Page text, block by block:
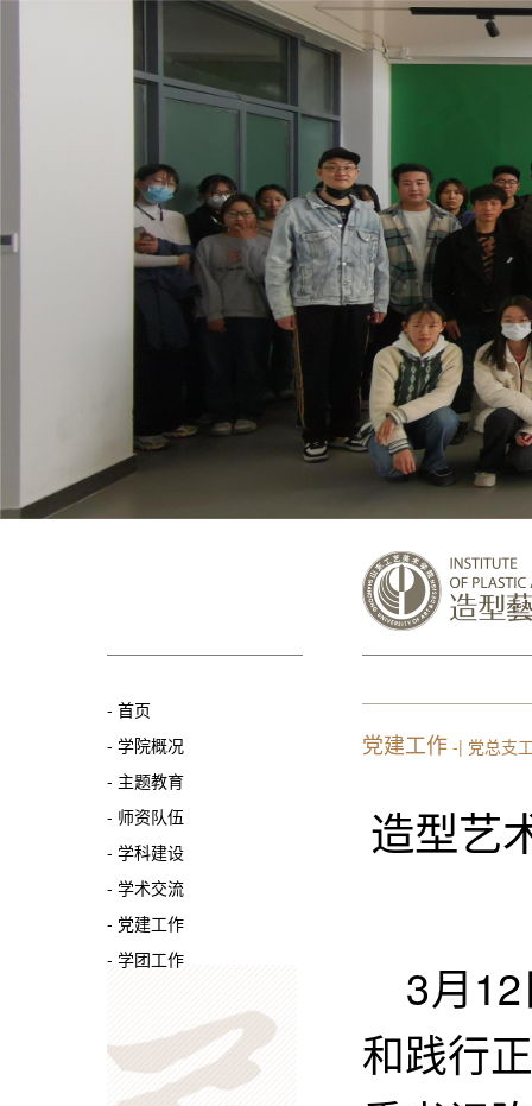
- 首页
- 学院概况
- 主题教育
- 师资队伍
- 学科建设
- 学术交流
- 党建工作
- 学团工作
党建工作 -| 党总支
造型艺
3月
和践行